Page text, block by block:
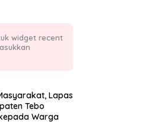
widget recent
Lapas
Tebo
Warga